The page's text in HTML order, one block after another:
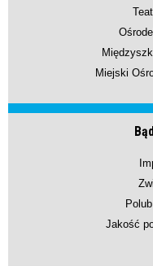
Miejski
Jakość